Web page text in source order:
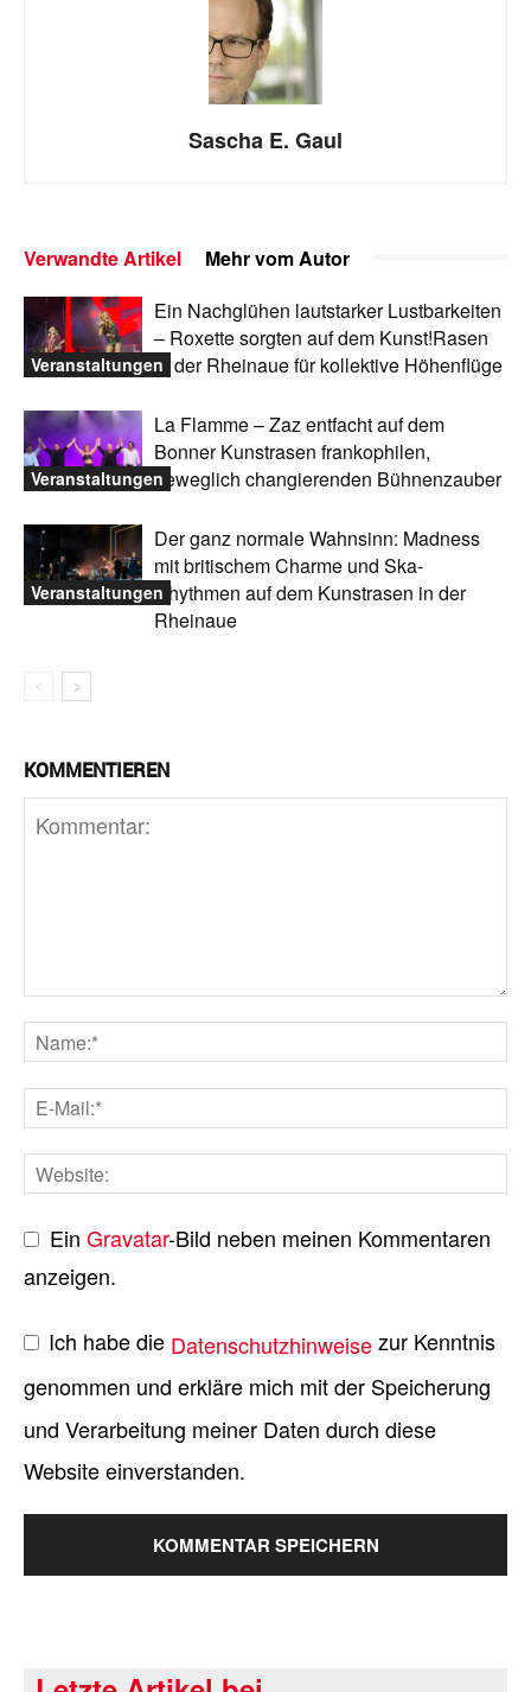
Sascha E. Gaul
Verwandte Artikel Mehr vom Autor
Veranstaltungen
Ein Nachglühen lautstarker Lustbarkeiten
– Roxette sorgten auf dem Kunst!Rasen
in der Rheinaue für kollektive Höhenflüge
Veranstaltungen
La Flamme – Zaz entfacht auf dem
Bonner Kunstrasen frankophilen,
beweglich changierenden Bühnenzauber
Veranstaltungen
Der ganz normale Wahnsinn: Madness
mit britischem Charme und Ska-
Rhythmen auf dem Kunstrasen in der
Rheinaue
KOMMENTIEREN
EinGravatar-Bild neben meinen Kommentaren
anzeigen.
Ich habe die Datenschutzhinweisezur Kenntnis
genommen und erkläre mich mit der Speicherung
und Verarbeitung meiner Daten durch diese
Website einverstanden.